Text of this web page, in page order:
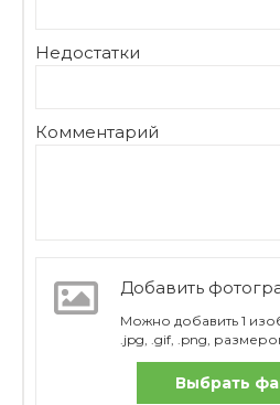
Недостатки
Комментарий
Добавить
Можно добавить 1
.jpg, .gif, .png,
Выбрать